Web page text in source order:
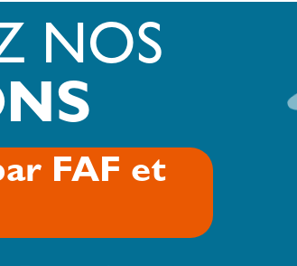
NOS
FAF et